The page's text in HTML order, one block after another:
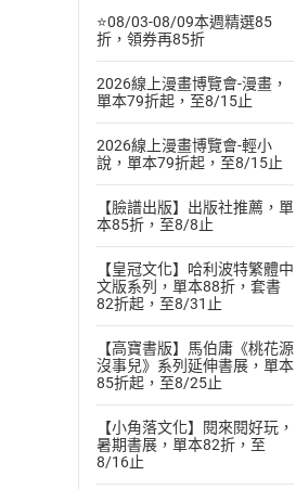
⭐08/03-08/09本週精選85
折，領券再85折
2026線上漫畫博覽會-漫畫，
單本79折起，至8/15止
2026線上漫畫博覽會-輕小
說，單本79折起，至8/15止
【臉譜出版】出版社推薦，單
本85折，至8/8止
【皇冠文化】哈利波特繁體中
文版系列，單本88折，套書
82折起，至8/31止
【高寶書版】馬伯庸《桃花源
沒事兒》系列延伸書展，單本
85折起，至8/25止
【小角落文化】閱來閱好玩，
暑期書展，單本82折，至
8/16止